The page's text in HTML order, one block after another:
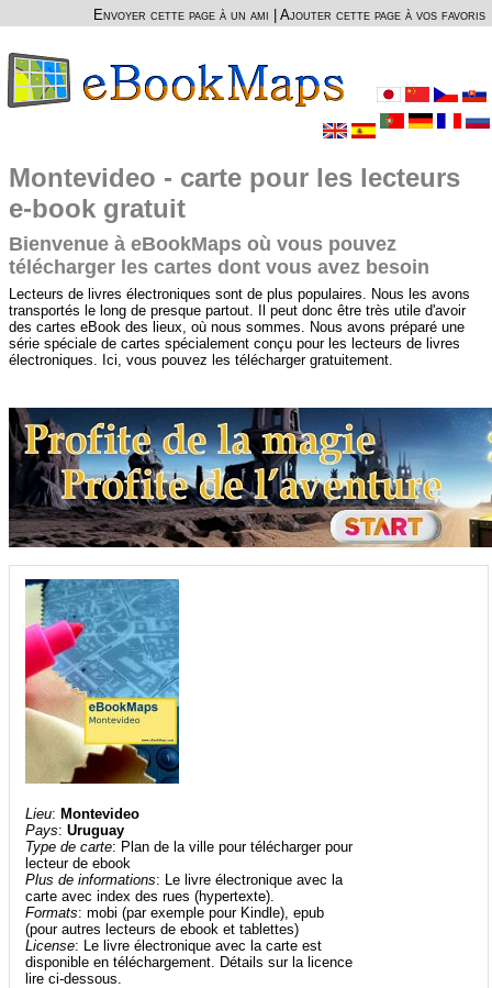
Envoyer cette page à un ami Ajouter cette page à vos favoris
Montevideo - carte pour les lecteurs
e-book gratuit
Bienvenue à eBookMaps où vous pouvez
télécharger les cartes dont vous avez besoin
Lecteurs de livres électroniques sont de plus populaires. Nous les avons
transportés le long de presque partout. Il peut donc être très utile d'avoir
des cartes eBook des lieux, où nous sommes. Nous avons préparé une
série spéciale de cartes spécialement conçu pour les lecteurs de livres
électroniques. Ici, vous pouvez les télécharger gratuitement.
Lieu: Montevideo
Pays:Uruguay
Type de carte: Plan de la ville pour télécharger pour
lecteur de ebook
Plus de informations: Le livre électronique avec la
carte avec index des rues (hypertexte).
Formats: mobi (par exemple pour Kindle), epub
(pour autres lecteurs de ebook et tablettes)
License: Le livre électronique avec la carte est
disponible en téléchargement. Détails sur la licence
lire ci-dessous.